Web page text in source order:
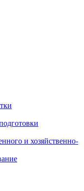
и хозяйственно-